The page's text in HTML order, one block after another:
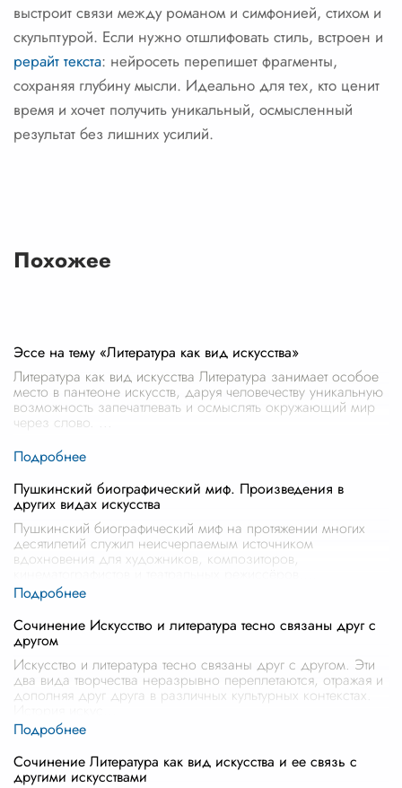
выстроит связи между романом и симфонией, стихом и
скульптурой. Если нужно отшлифовать стиль, встроен и
рерайт текста: нейросеть перепишет фрагменты,
сохраняя глубину мысли. Идеально для тех, кто ценит
время и хочет получить уникальный, осмысленный
результат без лишних усилий.
Похожее
Эссе на тему «Литература как вид искусства»
Литература как вид искусства Литература занимает особое
место в пантеоне искусств, даруя человечеству уникальную
возможность запечатлевать и осмыслять окружающий мир
через слово.
Пушкинский биографический миф. Произведения в
других видах искусства
Пушкинский биографический миф на протяжении многих
десятилетий служил неисчерпаемым источником
вдохновения для художников, композиторов,
Сочинение Искусство и литература тесно связаны друг с
другом
Искусство и литература тесно связаны друг с другом. Эти
два вида творчества неразрывно переплетаются, отражая и
дополняя друг друга в различных культурных контекстах.
Сочинение Литература как вид искусства и ее связь с
другими искусствами